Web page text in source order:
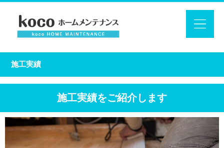
施工実績
施工実績をご紹介します